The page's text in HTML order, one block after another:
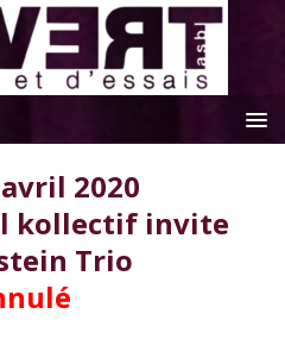
2020
kollectif invite
Trio